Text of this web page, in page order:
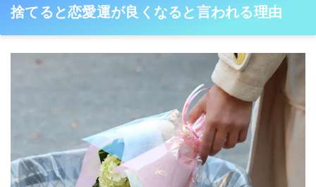
捨てると恋愛運が良くなると言われる理由